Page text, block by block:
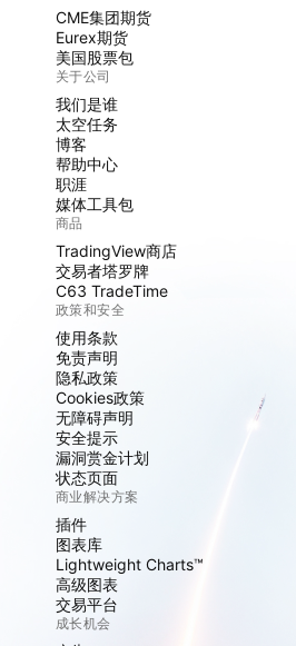
CME集团期货
Eurex期货
美国股票包
关于公司
我们是谁
太空任务
博客
帮助中心
职涯
媒体工具包
商品
TradingView商店
交易者塔罗牌
C63 TradeTime
政策和安全
使用条款
免责声明
隐私政策
Cookies政策
无障碍声明
安全提示
漏洞赏金计划
状态页面
商业解决方案
插件
图表库
Lightweight Charts™
高级图表
交易平台
成长机会